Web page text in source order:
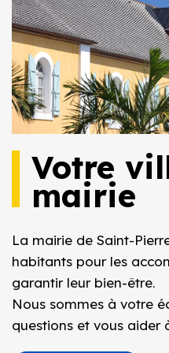
Votre
mairie
La mairie de Saint-
habitants pour les
garantir leur bien-être.
Nous sommes à votre
questions et vous aider